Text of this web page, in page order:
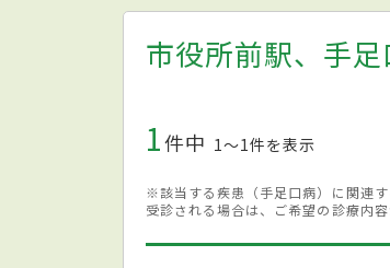
市役所前駅、手足
1件中 1〜1件を表示
※該当する疾患（手足口病）に関連
受診される場合は、ご希望の診療内